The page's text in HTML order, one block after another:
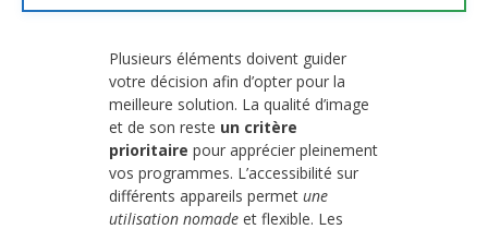
Plusieurs éléments doivent guider
votre décision afin d’opter pour la
meilleure solution. La qualité d’image
et de son reste un critère
prioritaire pour apprécier pleinement
vos programmes. L’accessibilité sur
différents appareils permet une
utilisation nomade et flexible. Les